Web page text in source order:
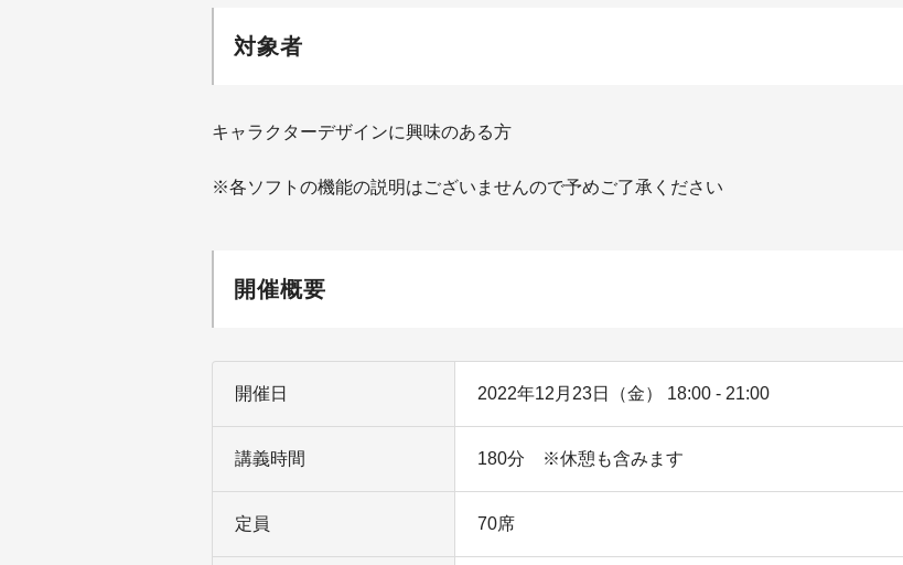
対象者
キャラクターデザインに興味のある方
※各ソフトの機能の説明はございませんので予めご了承ください
開催概要
開催日 2022年12月23日（金） 18:00 - 21:00
講義時間 180分 ※休憩も含みます
定員 70席